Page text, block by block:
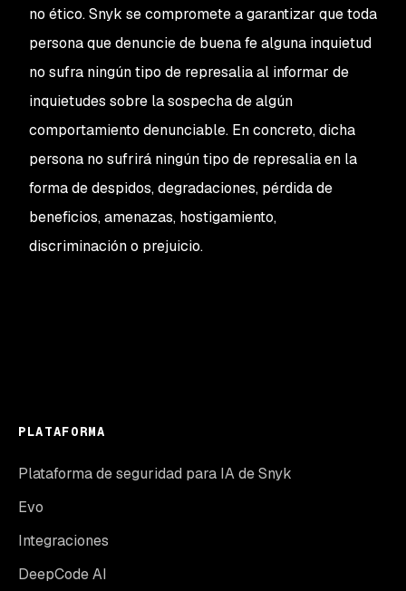
no ético. Snyk se compromete a garantizar que toda
persona que denuncie de buena fe alguna inquietud
no sufra ningún tipo de represalia al informar de
inquietudes sobre la sospecha de algún
comportamiento denunciable. En concreto, dicha
persona no sufrirá ningún tipo de represalia en la
forma de despidos, degradaciones, pérdida de
beneficios, amenazas, hostigamiento,
discriminación o prejuicio.
PLATAFORMA
Plataforma de seguridad para IA de Snyk
Evo
Integraciones
DeepCode AI